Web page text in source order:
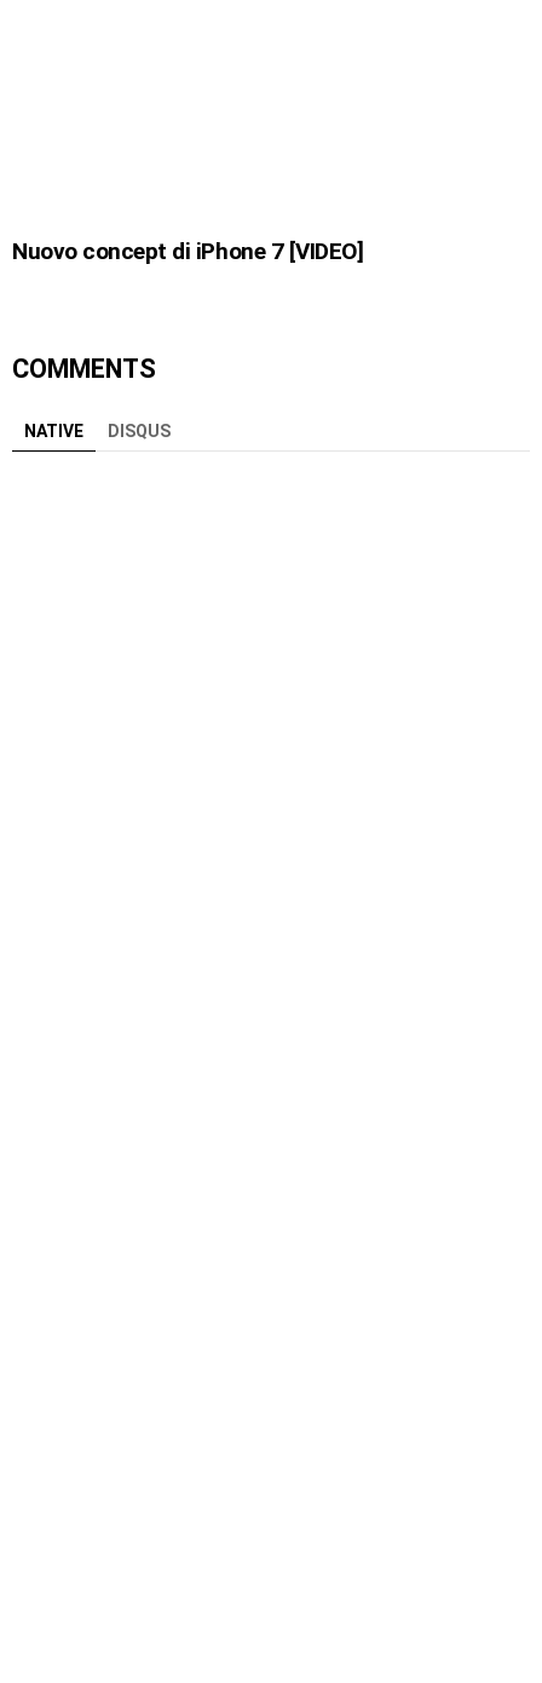
Nuovo concept di iPhone 7 [VIDEO]
COMMENTS
NATIVE DISQUS